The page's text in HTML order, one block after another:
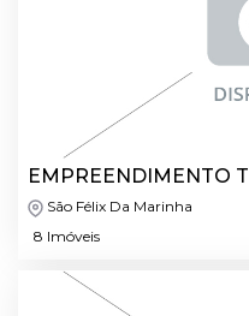
EMPREENDIMENTO
São Félix Da Marinha
8 Imóveis